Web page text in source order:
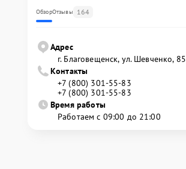
ОбзорОтзывы 164
Адрес
г. Благовещенск, ул. Шевченко, 85
Контакты
+7 (800) 301-55-83
+7 (800) 301-55-83
Время работы
Работаем с 09:00 до 21:00